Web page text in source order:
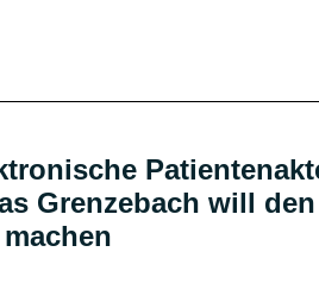
Grenzebach will den